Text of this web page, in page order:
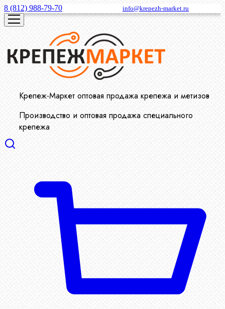
8 (812) 988-79-70 info@krepezh-market.ru
Крепеж-Маркет оптовая продажа крепежа и метизов
Производство и оптовая продажа специального
крепежа